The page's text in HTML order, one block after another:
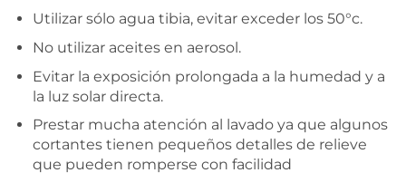
Utilizar sólo agua tibia, evitar exceder los 50°c.
No utilizar aceites en aerosol.
Evitar la exposición prolongada a la humedad y a
la luz solar directa.
Prestar mucha atención al lavado ya que algunos
cortantes tienen pequeños detalles de relieve
que pueden romperse con facilidad